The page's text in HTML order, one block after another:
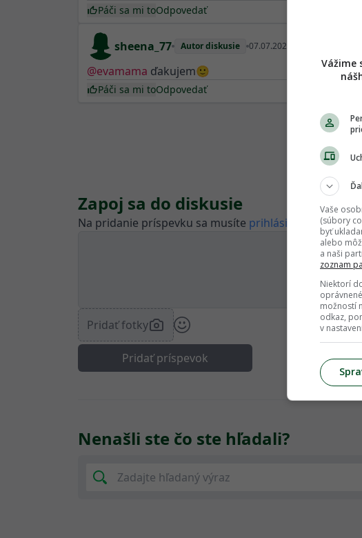
Páči sa mi toOdpovedať
sheena_77 Autor diskusie 07.07.2022
@evamama ďakujem🙂
Páči sa mi toOdpovedať
1
Zapoj sa do diskusie
Na pridanie príspevku sa musíte prihlásiť.
Pridať fotky
Pridať príspevok
Nenašli ste čo ste hľadali?
Vážime
Vaše
(súbory
byť
alebo
a naši
zoznam
Niektorí
možností
odkaz,
v